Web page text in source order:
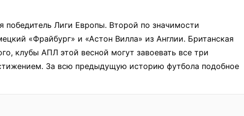
победитель Лиги Европы. Второй по значимости
«Фрайбург» и «Астон Вилла» из Англии. Британская
клубы АПЛ этой весной могут завоевать все три
За всю предыдущую историю футбола подобное